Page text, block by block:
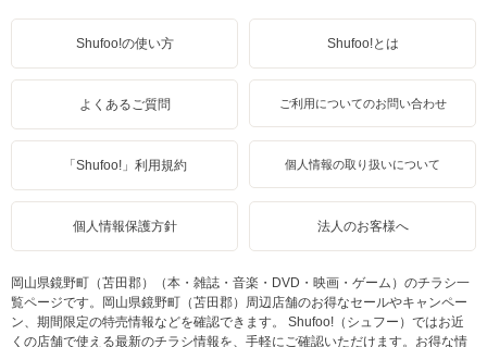
Shufoo!の使い方 Shufoo!とは
よくあるご質問 ご利用についてのお問い合わせ
「Shufoo!」利用規約 個人情報の取り扱いについて
個人情報保護方針 法人のお客様へ
岡山県鏡野町（苫田郡）（本・雑誌・音楽・DVD・映画・ゲーム）のチラシ一
覧ページです。岡山県鏡野町（苫田郡）周辺店舗のお得なセールやキャンペー
ン、期間限定の特売情報などを確認できます。 Shufoo!（シュフー）ではお近
くの店舗で使える最新のチラシ情報を、手軽にご確認いただけます。お得な情